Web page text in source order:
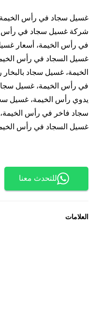
غسيل سجاد في رأس
شركة غسيل سجاد في رأس
في رأس الخيمة، أسعار
غسيل السجاد في رأس
الخيمة، غسيل سجاد
في رأس الخيمة، غسيل
يدوي رأس الخيمة، غسيل
سجاد فاخر في رأس الخيمة،
غسيل السجاد في رأس
للتحدث معنا
العلامات